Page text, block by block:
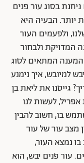
בסוג עור פנים
יותר. הבעיה היא
ולפעמים העור
המדויקת ולבחור
המענה המתאים לסוג
למיובש, איך נימנע
גייסנו את ליאת בן
לעשות לנו
בו, חשוב להבין
מצב עור של עור
נמצא העור,
עור פנים יבש, הוא